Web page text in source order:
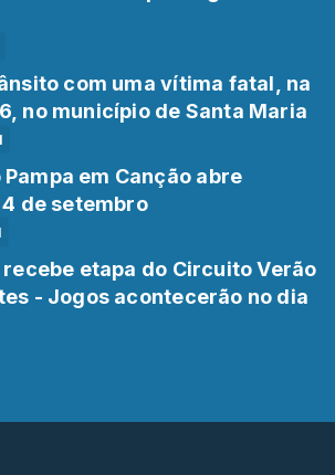
com uma vítima fatal, na
no município de Santa Maria
em Canção abre
de setembro
recebe etapa do Circuito Verão
- Jogos acontecerão no dia